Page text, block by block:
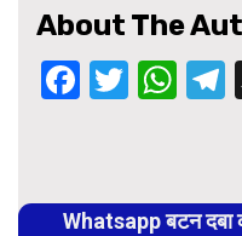
About The
Reading
Whatsapp बटन